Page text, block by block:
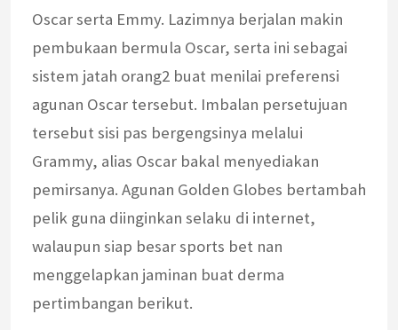
Oscar serta Emmy. Lazimnya berjalan makin
pembukaan bermula Oscar, serta ini sebagai
sistem jatah orang2 buat menilai preferensi
agunan Oscar tersebut. Imbalan persetujuan
tersebut sisi pas bergengsinya melalui
Grammy, alias Oscar bakal menyediakan
pemirsanya. Agunan Golden Globes bertambah
pelik guna diinginkan selaku di internet,
walaupun siap besar sports bet nan
menggelapkan jaminan buat derma
pertimbangan berikut.